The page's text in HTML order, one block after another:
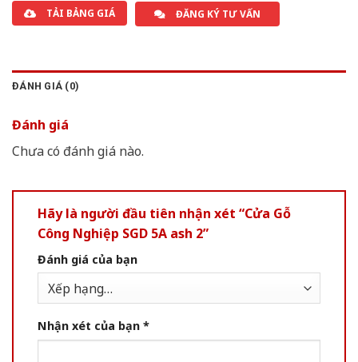
TẢI BẢNG GIÁ ĐĂNG KÝ TƯ VẤN
ĐÁNH GIÁ (0)
Đánh giá
Chưa có đánh giá nào.
Hãy là người đầu tiên nhận xét “Cửa Gỗ
Công Nghiệp SGD 5A ash 2”
Đánh giá của bạn
Nhận xét của bạn *